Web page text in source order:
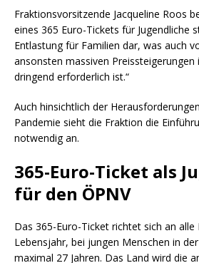
Fraktionsvorsitzende Jacqueline Roos
eines 365 Euro-Tickets für Jugendliche
Entlastung für Familien dar, was auch
ansonsten massiven Preissteigerungen
dringend erforderlich ist.“
Auch hinsichtlich der
Pandemie sieht die Fraktion die
notwendig an.
365-Euro-Ticket als
für den ÖPNV
Das 365-Euro-Ticket richtet sich an alle
Lebensjahr, bei jungen Menschen in
maximal 27 Jahren. Das Land wird die